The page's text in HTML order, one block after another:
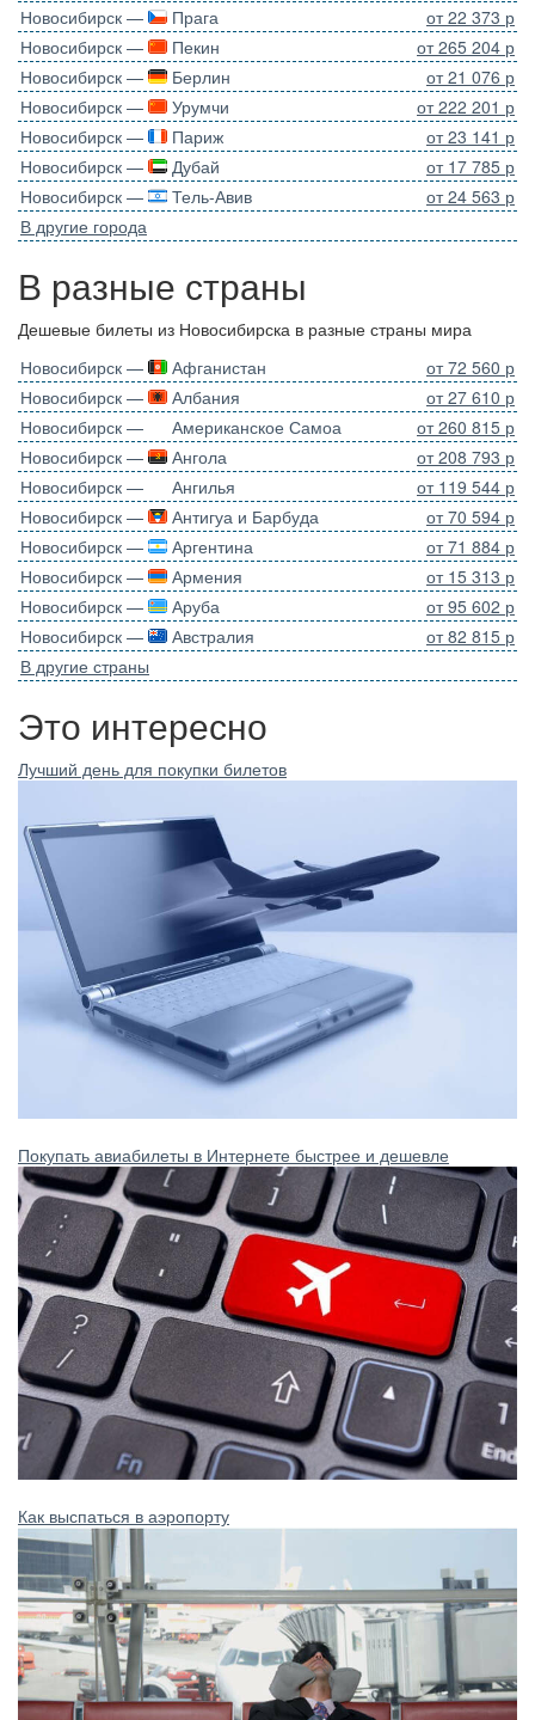
Новосибирск —
Прага
от 22 373 р
Новосибирск —
Пекин
от 265 204 р
Новосибирск —
Берлин
от 21 076 р
Новосибирск —
Урумчи
от 222 201 р
Новосибирск —
Париж
от 23 141 р
Новосибирск —
Дубай
от 17 785 р
Новосибирск —
Тель-Авив
от 24 563 р
В другие города
В разные страны
Дешевые билеты из Новосибирска в разные страны мира
Новосибирск —
Афганистан
от 72 560 р
Новосибирск —
Албания
от 27 610 р
Новосибирск —
Американское Самоа
от 260 815 р
Новосибирск —
Ангола
от 208 793 р
Новосибирск —
Ангилья
от 119 544 р
Новосибирск —
Антигуа и Барбуда
от 70 594 р
Новосибирск —
Аргентина
от 71 884 р
Новосибирск —
Армения
от 15 313 р
Новосибирск —
Аруба
от 95 602 р
Новосибирск —
Австралия
от 82 815 р
В другие страны
Это интересно
Лучший день для покупки билетов
Покупать авиабилеты в Интернете быстрее и дешевле
Как выспаться в аэропорту